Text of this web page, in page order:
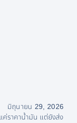
มิถุนายน 29, 2026
ค่ราคาน้ำมัน แต่ยังส่ง